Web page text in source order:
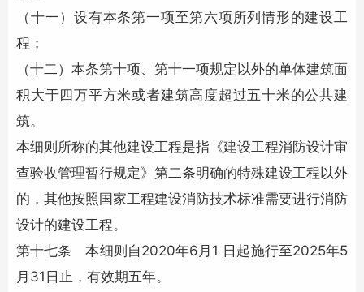
（十一）设有本条第一项至第六项所列情形的建设工
程；
（十二）本条第十项、第十一项规定以外的单体建筑面
积大于四万平方米或者建筑高度超过五十米的公共建
筑。
本细则所称的其他建设工程是指《建设工程消防设计审
查验收管理暂行规定》第二条明确的特殊建设工程以外
的，其他按照国家工程建设消防技术标准需要进行消防
设计的建设工程。
第十七条 本细则自2020年6月1 日起施行至2025年5
月31日止，有效期五年。